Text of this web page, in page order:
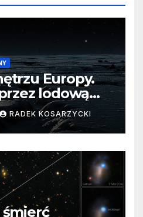
Europy.
lodową
RADEK KOSARZYCKI